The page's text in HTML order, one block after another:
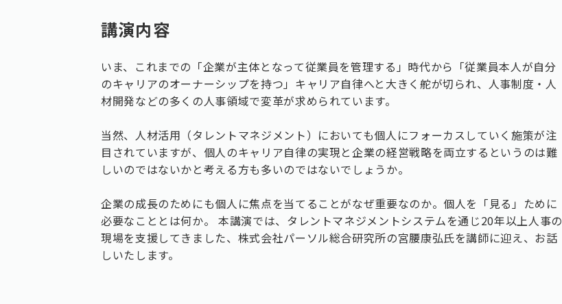
講演内容
いま、これまでの「企業が主体となって従業員を管理する」時代から「従業員本人が自分
のキャリアのオーナーシップを持つ」キャリア自律へと大きく舵が切られ、人事制度・人
材開発などの多くの人事領域で変革が求められています。
当然、人材活用（タレントマネジメント）においても個人にフォーカスしていく施策が注
目されていますが、個人のキャリア自律の実現と企業の経営戦略を両立するというのは難
しいのではないかと考える方も多いのではないでしょうか。
企業の成長のためにも個人に焦点を当てることがなぜ重要なのか。個人を「見る」ために
必要なこととは何か。 本講演では、タレントマネジメントシステムを通じ20年以上人事の
現場を支援してきました、株式会社パーソル総合研究所の宮腰康弘氏を講師に迎え、お話
しいたします。